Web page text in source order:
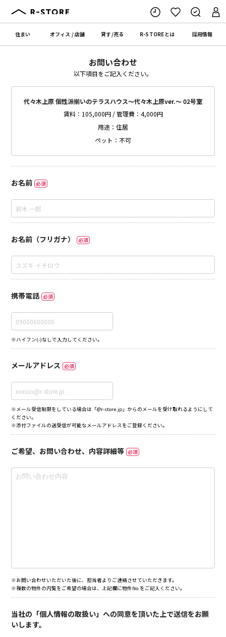
住まい オフィス /店舗 貸す/売る R-STOREとは 採用情報
お問い合わせ
以下項目をご記入ください。
代々木上原 個性派揃いのテラスハウス～代々木上原ver.～ 02号室
賃料：105,000円 / 管理費：4,000円
用途：住居
ペット：不可
お名前 必須
お名前（フリガナ） 必須
携帯電話 必須
※ハイフン(-)なしで入力してください。
メールアドレス 必須
※メール受信制限をしている場合は「@r-store.jp」からのメールを受け取れるようにして
ください。
※添付ファイルの送受信が可能なメールアドレスをご登録ください。
ご希望、お問い合わせ、内容詳細等 必須
※お問い合わせいただいた後に、担当者よりご連絡させていただきます。
※複数の物件の内覧をご希望の場合は、上記欄に物件No.をご記入ください。
当社の「個人情報の取扱い」への同意を頂いた上で送信をお願
いします。